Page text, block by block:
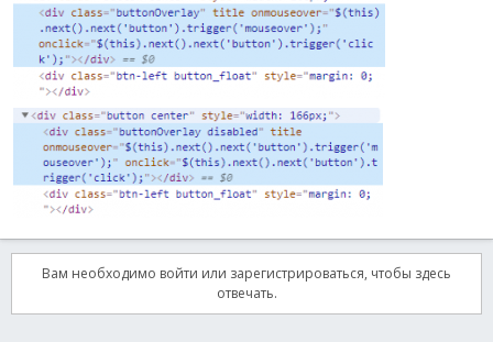
Вам необходимо войти или зарегистрироваться, чтобы здесь
отвечать.